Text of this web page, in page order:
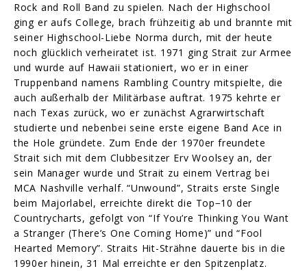
Rock and Roll Band zu spielen. Nach der Highschool
ging er aufs College, brach frühzeitig ab und brannte mit
seiner Highschool-Liebe Norma durch, mit der heute
noch glücklich verheiratet ist. 1971 ging Strait zur Armee
und wurde auf Hawaii stationiert, wo er in einer
Truppenband namens Rambling Country mitspielte, die
auch außerhalb der Militärbase auftrat. 1975 kehrte er
nach Texas zurück, wo er zunächst Agrarwirtschaft
studierte und nebenbei seine erste eigene Band Ace in
the Hole gründete. Zum Ende der 1970er freundete
Strait sich mit dem Clubbesitzer Erv Woolsey an, der
sein Manager wurde und Strait zu einem Vertrag bei
MCA Nashville verhalf. “Unwound”, Straits erste Single
beim Majorlabel, erreichte direkt die Top−10 der
Countrycharts, gefolgt von “If You’re Thinking You Want
a Stranger (There’s One Coming Home)” und “Fool
Hearted Memory”. Straits Hit-Strähne dauerte bis in die
1990er hinein, 31 Mal erreichte er den Spitzenplatz.